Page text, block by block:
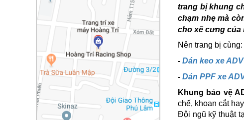
trang bị khung
chạm nhẹ mà
cho xế cưng của
Nên trang bị cùng:
- Dán keo xe
- Dán PPF xe
Khung bảo vệ
chế, khoan cắt
Đội ngũ kỹ thuật